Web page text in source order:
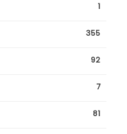
1
355
92
7
81